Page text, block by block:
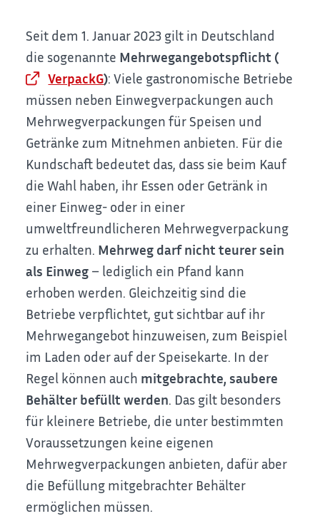
Seit dem 1. Januar 2023 gilt in Deutschland
die sogenannte Mehrwegangebotspflicht (
VerpackG): Viele gastronomische Betriebe
müssen neben Einwegverpackungen auch
Mehrwegverpackungen für Speisen und
Getränke zum Mitnehmen anbieten. Für die
Kundschaft bedeutet das, dass sie beim Kauf
die Wahl haben, ihr Essen oder Getränk in
einer Einweg- oder in einer
umweltfreundlicheren Mehrwegverpackung
zu erhalten. Mehrweg darf nicht teurer sein
als Einweg – lediglich ein Pfand kann
erhoben werden. Gleichzeitig sind die
Betriebe verpflichtet, gut sichtbar auf ihr
Mehrwegangebot hinzuweisen, zum Beispiel
im Laden oder auf der Speisekarte. In der
Regel können auch mitgebrachte, saubere
Behälter befüllt werden. Das gilt besonders
für kleinere Betriebe, die unter bestimmten
Voraussetzungen keine eigenen
Mehrwegverpackungen anbieten, dafür aber
die Befüllung mitgebrachter Behälter
ermöglichen müssen.